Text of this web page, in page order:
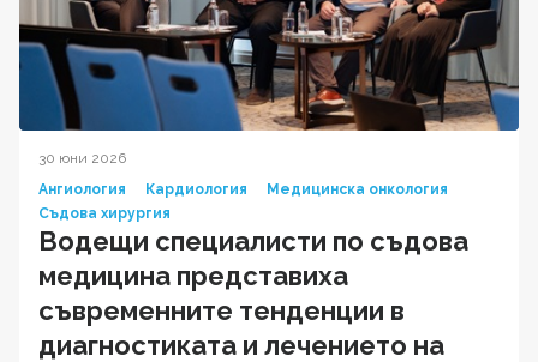
30 юни 2026
Ангиология
Кардиология
Медицинска онкология
Съдова хирургия
Водещи специалисти по съдова
медицина представиха
съвременните тенденции в
диагностиката и лечението на